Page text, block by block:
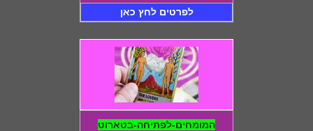
לפרטים לחץ כאן
המומחים-לפתיחה-בטארוט